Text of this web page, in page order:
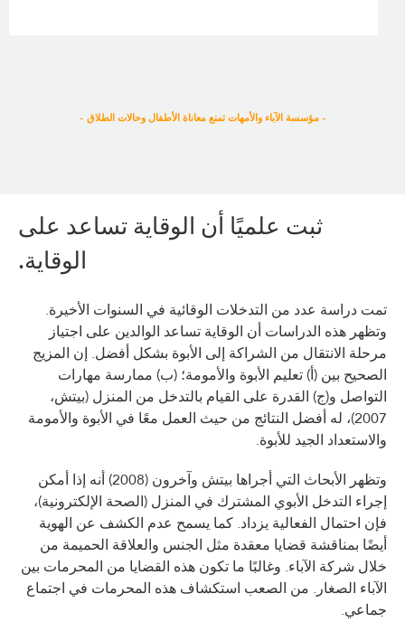
- مؤسسة الآباء والأمهات تمنع معاناة الأطفال وحالات الطلاق -
ثبت علميًا أن الوقاية تساعد على
الوقاية.
تمت دراسة عدد من التدخلات الوقائية في السنوات الأخيرة.
وتظهر هذه الدراسات أن الوقاية تساعد الوالدين على اجتياز
مرحلة الانتقال من الشراكة إلى الأبوة بشكل أفضل. إن المزيج
الصحيح بين (أ) تعليم الأبوة والأمومة؛ (ب) ممارسة مهارات
التواصل و(ج) القدرة على القيام بالتدخل من المنزل (بيتش،
2007)، له أفضل النتائج من حيث العمل معًا في الأبوة والأمومة
والاستعداد الجيد للأبوة.
وتظهر الأبحاث التي أجراها بيتش وآخرون (2008) أنه إذا أمكن
إجراء التدخل الأبوي المشترك في المنزل (الصحة الإلكترونية)،
فإن احتمال الفعالية يزداد. كما يسمح عدم الكشف عن الهوية
أيضًا بمناقشة قضايا معقدة مثل الجنس والعلاقة الحميمة من
خلال شركة الآباء. وغالبًا ما تكون هذه القضايا من المحرمات بين
الآباء الصغار. من الصعب استكشاف هذه المحرمات في اجتماع
جماعي.